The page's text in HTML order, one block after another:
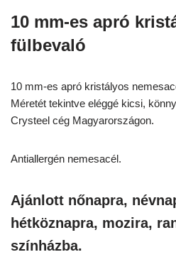
10 mm-es apró
fülbevaló
10 mm-es apró kristályos
Méretét tekintve eléggé kicsi,
Crysteel cég Magyarországon.
Antiallergén nemesacél.
Ajánlott nőnapra,
hétköznapra, mozira,
színházba.